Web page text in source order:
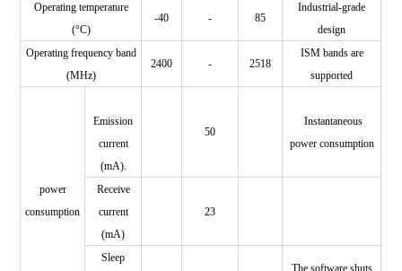
Operating temperature
(°C)
-40 - 85
Industrial-grade
design
Operating frequency band
(MHz)
2400 - 2518
ISM bands are
supported
power
consumption
Emission
current
(mA).
50
Instantaneous
power consumption
Receive
current
(mA)
23
Sleep
The software shuts